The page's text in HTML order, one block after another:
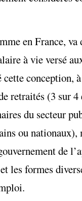
en France, va
à vie versé
conception,
retraités (3 sur
du secteur
ou nationaux),
de
les formes